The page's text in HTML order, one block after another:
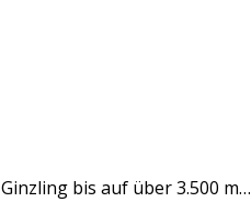
bis auf über 3.500 m…